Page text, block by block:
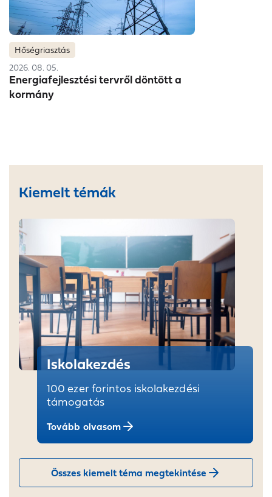
Hőségriasztás
2026. 08. 05.
Energiafejlesztési tervről döntött a
kormány
Kiemelt témák
Iskolakezdés
100 ezer forintos iskolakezdési
támogatás
Tovább olvasom
Összes kiemelt téma megtekintése